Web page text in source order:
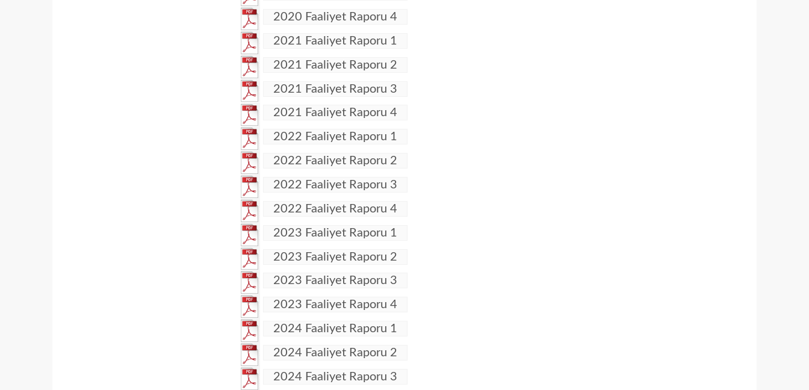
2020 Faaliyet Raporu 4
2021 Faaliyet Raporu 1
2021 Faaliyet Raporu 2
2021 Faaliyet Raporu 3
2021 Faaliyet Raporu 4
2022 Faaliyet Raporu 1
2022 Faaliyet Raporu 2
2022 Faaliyet Raporu 3
2022 Faaliyet Raporu 4
2023 Faaliyet Raporu 1
2023 Faaliyet Raporu 2
2023 Faaliyet Raporu 3
2023 Faaliyet Raporu 4
2024 Faaliyet Raporu 1
2024 Faaliyet Raporu 2
2024 Faaliyet Raporu 3